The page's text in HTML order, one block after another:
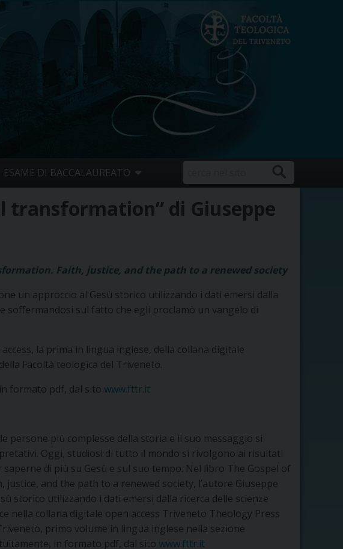
ESAME DI BACCALAUREATO
transformation” di Giuseppe
Faith, justice, and the path to a renewed society
un approccio al Gesù storico utilizzando i dati emersi dalla
soffermandosi sul fatto che egli proclamò un vangelo di
la prima in lingua inglese, della collana digitale
Facoltà teologica del Triveneto.
formato pdf, dal sito www.fttr.it
persone più complesse della storia e il suo messaggio si
Oggi, studiosi di tutto il mondo si rivolgono ai risultati
di più su Gesù e sul suo tempo. Nel libro The Gospel of
justice, and the path to a renewed society, l’autore Giuseppe
storico utilizzando i dati emersi dalla ricerca delle scienze
nella collana digitale open access Triveneto Theology Press
primo volume in lingua inglese nella sezione
in formato pdf, dal sito www.fttr.it